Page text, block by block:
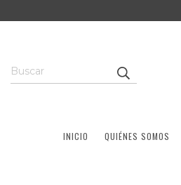
INICIO QUIÉNES SOMOS